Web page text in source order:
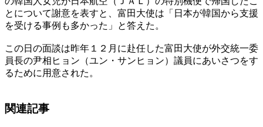
とについて謝意を表すと、富田大使は「日本が韓国から支援
を受ける事例も多かった」と答えた。
この日の面談は昨年１２月に赴任した富田大使が外交統一委
員長の尹相ヒョン（ユン・サンヒョン）議員にあいさつをす
るために用意された。
関連記事